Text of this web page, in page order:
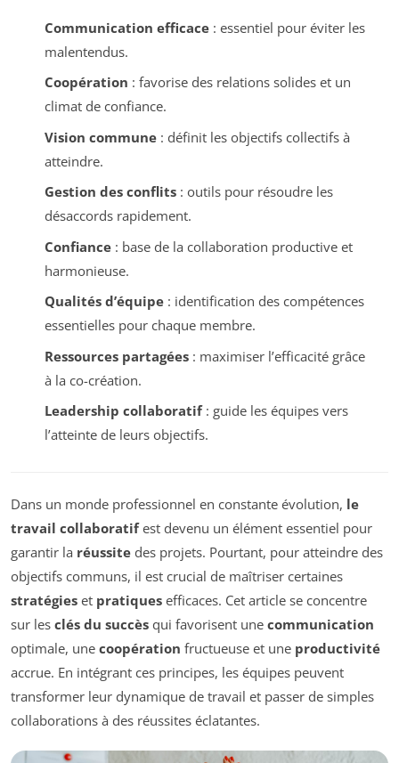
Communication efficace: essentiel pour éviter les
malentendus.
Coopération : favorise des relations solides et un
climat de confiance.
Vision commune: définit les objectifs collectifs à
atteindre.
Gestion des conflits: outils pour résoudre les
désaccords rapidement.
Confiance: base de la collaboration productive et
harmonieuse.
Qualités d’équipe: identification des compétences
essentielles pour chaque membre.
Ressources partagées: maximiser l’efficacité grâce
à la co-création.
Leadership collaboratif: guide les équipes vers
l’atteinte de leurs objectifs.
Dans un monde professionnel en constante évolution, le
travail collaboratifest devenu un élément essentiel pour
garantir la réussite des projets. Pourtant, pour atteindre des
objectifs communs, il est crucial de maîtriser certaines
stratégies et pratiques efficaces. Cet article se concentre
sur les clés du succès qui favorisent une communication
optimale, une coopération fructueuse et une productivité
accrue. En intégrant ces principes, les équipes peuvent
transformer leur dynamique de travail et passer de simples
collaborations à des réussites éclatantes.